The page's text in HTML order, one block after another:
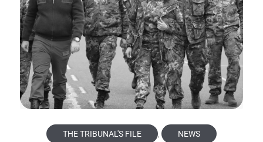
THE TRIBUNAL'S FILE , NEWS